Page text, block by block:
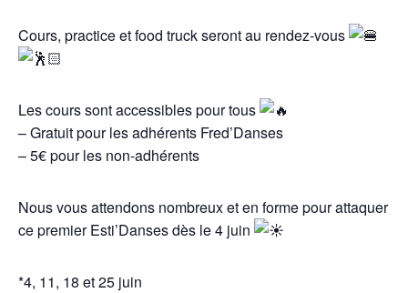
Cours, practice et food truck seront au rendez-vous
Les cours sont accessibles pour tous
– Gratuit pour les adhérents Fred’Danses
– 5€ pour les non-adhérents
Nous vous attendons nombreux et en forme pour attaquer
ce premier Esti’Danses dès le 4 juin
*4, 11, 18 et 25 juin